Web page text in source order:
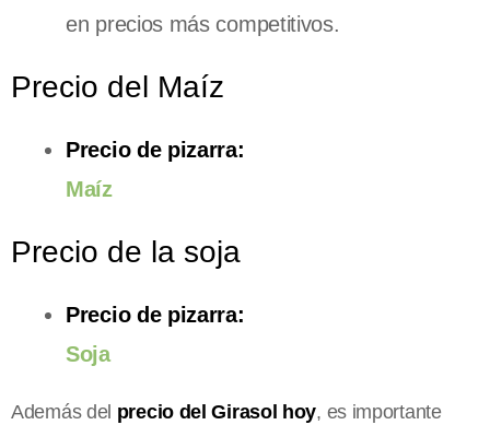
en precios más competitivos.
Precio del Maíz
Precio de pizarra:
Maíz
Precio de la soja
Precio de pizarra:
Soja
Además del precio del Girasol hoy, es importante